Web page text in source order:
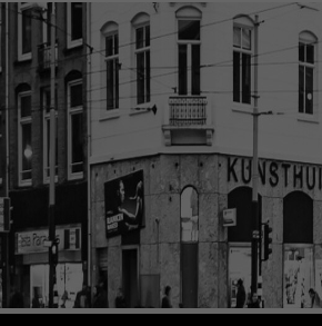
Nieuwstraat 35
2312 KA Leiden
+31(0)71 – 52 84 480
info@kunsthuisleiden.nl
Lees meer